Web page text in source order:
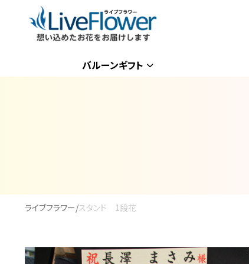
バルーンギフト
ライブフラワー/スタンド 1段花